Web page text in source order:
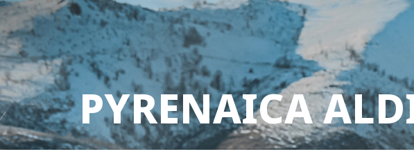
PYRENAICA